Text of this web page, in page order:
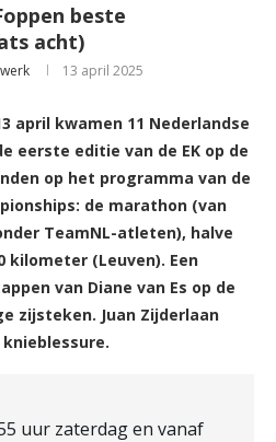
beste
acht)
13 april 2025
april kwamen 11 Nederlandse
eerste editie van de EK op de
op het programma van de
de marathon (van
TeamNL-atleten), halve
kilometer (Leuven). Een
van Diane van Es op de
zijsteken. Juan Zijderlaan
uur zaterdag en vanaf